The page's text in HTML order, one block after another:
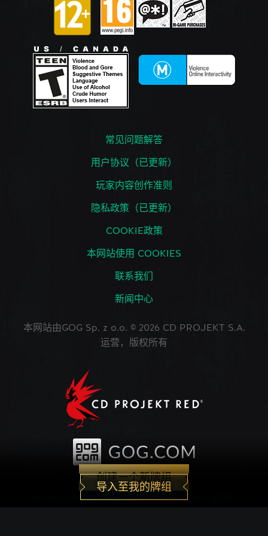
创建一个新牌组
导入至我的牌组
常见问题解答
用户协议（已更新）
玩家内容创作准则
隐私政策（已更新）
COOKIE政策
本网站使用 COOKIES
联系我们
新闻中心
本网站由GOG Sp. z o.o. © 2026 CD PROJEKT S.A.
运营，版权所有
CD PROJEKT®, The Witcher®, GWENT® 是由CD